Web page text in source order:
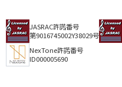
JASRAC許諾番号
第9016745002Y38029号
NexTone許諾番号
ID000005690